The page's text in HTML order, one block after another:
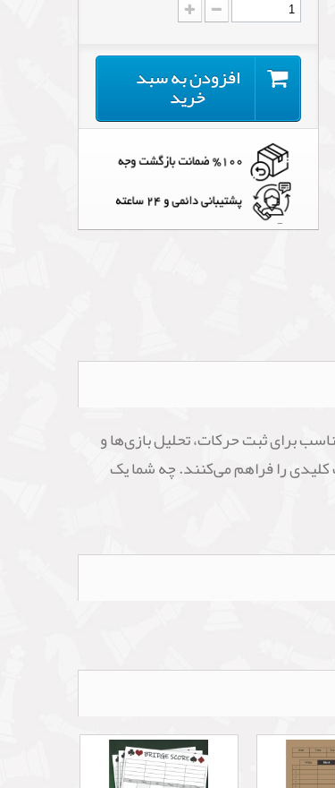
افزودن به سبد
خرید
برای ثبت حرکات، تحلیل بازی‌ها و
را فراهم می‌کنند. چه شما یک